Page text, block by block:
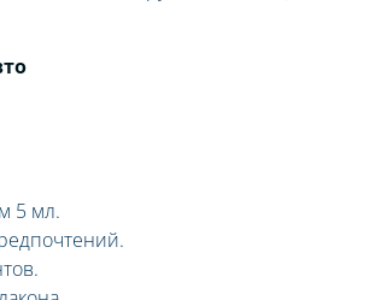
5 мл.